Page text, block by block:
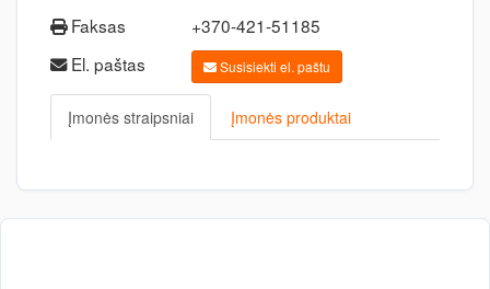
Faksas
+370-421-51185
El. paštas
Susisiekti el. paštu
Įmonės straipsniai Įmonės produktai